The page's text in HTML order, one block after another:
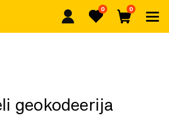
Lemmikud
0
Ostukorv
0
geokodeerija